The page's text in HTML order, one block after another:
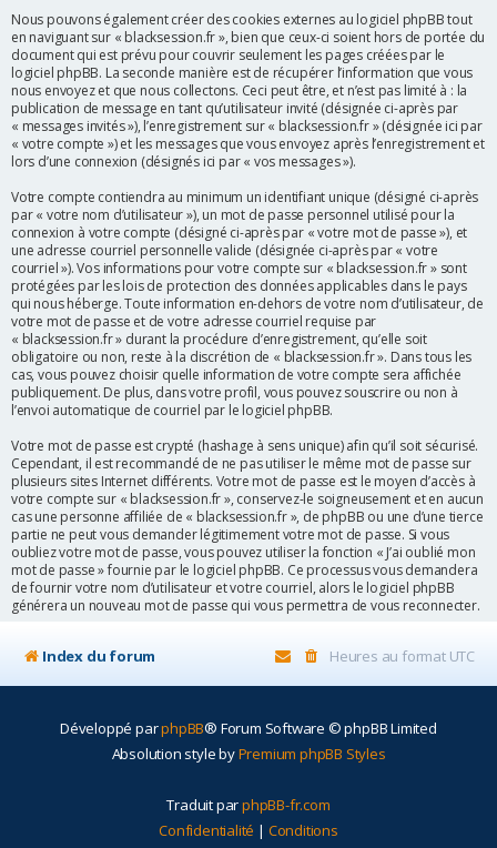
Nous pouvons également créer des cookies externes au logiciel phpBB tout
en naviguant sur « blacksession.fr », bien que ceux-ci soient hors de portée du
document qui est prévu pour couvrir seulement les pages créées par le
logiciel phpBB. La seconde manière est de récupérer l’information que vous
nous envoyez et que nous collectons. Ceci peut être, et n’est pas limité à : la
publication de message en tant qu’utilisateur invité (désignée ci-après par
« messages invités »), l’enregistrement sur « blacksession.fr » (désignée ici par
« votre compte ») et les messages que vous envoyez après l’enregistrement et
lors d’une connexion (désignés ici par « vos messages »).
Votre compte contiendra au minimum un identifiant unique (désigné ci-après
par « votre nom d’utilisateur »), un mot de passe personnel utilisé pour la
connexion à votre compte (désigné ci-après par « votre mot de passe »), et
une adresse courriel personnelle valide (désignée ci-après par « votre
courriel »). Vos informations pour votre compte sur « blacksession.fr » sont
protégées par les lois de protection des données applicables dans le pays
qui nous héberge. Toute information en-dehors de votre nom d’utilisateur, de
votre mot de passe et de votre adresse courriel requise par
« blacksession.fr » durant la procédure d’enregistrement, qu’elle soit
obligatoire ou non, reste à la discrétion de « blacksession.fr ». Dans tous les
cas, vous pouvez choisir quelle information de votre compte sera affichée
publiquement. De plus, dans votre profil, vous pouvez souscrire ou non à
l’envoi automatique de courriel par le logiciel phpBB.
Votre mot de passe est crypté (hashage à sens unique) afin qu’il soit sécurisé.
Cependant, il est recommandé de ne pas utiliser le même mot de passe sur
plusieurs sites Internet différents. Votre mot de passe est le moyen d’accès à
votre compte sur « blacksession.fr », conservez-le soigneusement et en aucun
cas une personne affiliée de « blacksession.fr », de phpBB ou une d’une tierce
partie ne peut vous demander légitimement votre mot de passe. Si vous
oubliez votre mot de passe, vous pouvez utiliser la fonction « J’ai oublié mon
mot de passe » fournie par le logiciel phpBB. Ce processus vous demandera
de fournir votre nom d’utilisateur et votre courriel, alors le logiciel phpBB
générera un nouveau mot de passe qui vous permettra de vous reconnecter.
Index du forum Heures au format UTC
Développé parphpBB® Forum Software © phpBB Limited
Absolution style byPremium phpBB Styles
Traduit parphpBB-fr.com
Confidentialité | Conditions